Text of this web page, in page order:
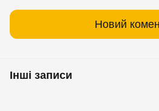
Новий
Інші записи